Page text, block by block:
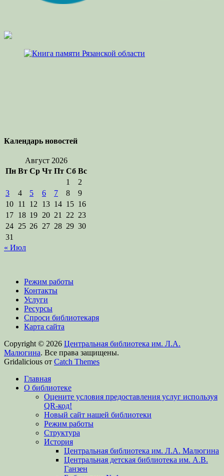
Календарь новостей
Август 2026
Пн Вт Ср Чт Пт Сб Вс
1
2
3
4 5 6 7 8
9
10 11 12 13 14 15 16
17 18 19 20 21 22 23
24 25 26 27 28 29 30
31
« Июл
Режим работы
Контакты
Услуги
Ресурсы
Спроси библиотекаря
Карта сайта
Copyright © 2026 Центральная библиотека им. Л.А.
Малюгина. Все права защищены.
Gridalicious от Catch Themes
вверх
Главная
О библиотеке
Оцените условия предоставления услуг используя
QR-код!
Новый сайт нашей библиотеки
Режим работы
Структура
История
Центральная библиотека им. Л.А. Малюгина
Центральная детская библиотека им. А.В.
Ганзен